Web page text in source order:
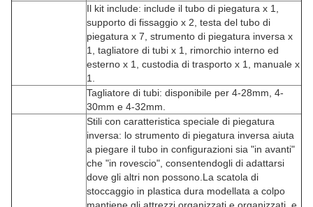
Il kit include: include il tubo di piegatura x 1,
supporto di fissaggio x 2, testa del tubo di
piegatura x 7, strumento di piegatura inversa x
1, tagliatore di tubi x 1, rimorchio interno ed
esterno x 1, custodia di trasporto x 1, manuale x
1.
Tagliatore di tubi: disponibile per 4-28mm, 4-
30mm e 4-32mm.
Stili con caratteristica speciale di piegatura
inversa: lo strumento di piegatura inversa aiuta
a piegare il tubo in configurazioni sia "in avanti"
che "in rovescio", consentendogli di adattarsi
dove gli altri non possono.La scatola di
stoccaggio in plastica dura modellata a colpo